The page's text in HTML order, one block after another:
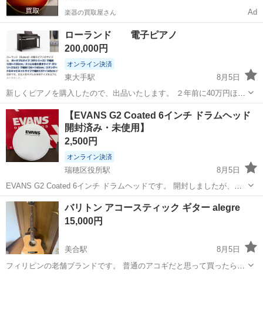
楽器の買取屋さん Ad
ローランド 電子ピアノ
200,000円
オンライン決済
東大手駅
8月5日
新しくピアノを購入したので、出品いたします。 ２年前に40万円ほど
で購入いたしました。 小学生の子供が大切に使っておりました。 楽譜
の置く場所などに傷があります。 よろしくお願いいたします
愛知 名古屋市 鍵盤楽器、ピアノ
【EVANS G2 Coated 6インチ ドラムヘッド
開封済み・未使用】
2,500円
オンライン決済
瑞穂区役所駅
8月5日
EVANS G2 Coated 6インチ ドラムヘッドです。 開封しましたが、未
使用品です。 サイズを間違えて購入したため、実際には取り付け・使
用していません。 ・6インチ ・G2 Coated ・開封済み・未使用 ド...
愛知 名古屋市 瑞穂区役所駅 打楽器、ドラム
バリトン アコースティック ギター alegre
15,000円
美合駅
8月5日
フィリピンの老舗ブランドです。 普通のアコギだと思って買ったらバ